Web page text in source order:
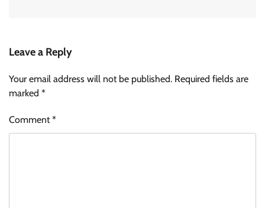
Leave a Reply
Your email address will not be published. Required fields are
marked *
Comment*